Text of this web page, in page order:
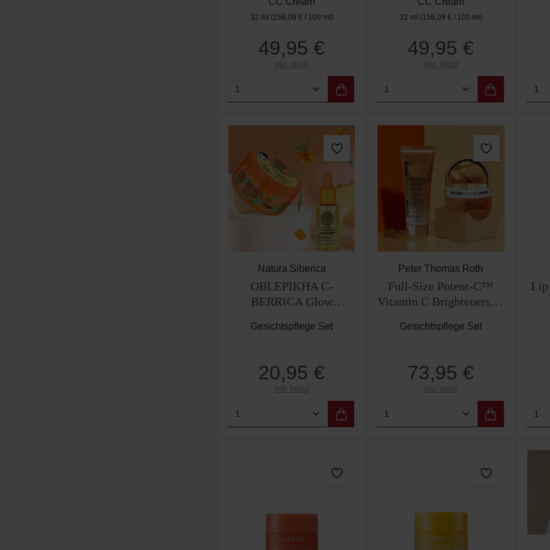
32 ml (156,09 € / 100 ml)
Regulärer Preis:
49,95 €
Inkl. MwSt
Produkt Anzahl: Gib den gewünschten Wert ein
32 ml (156,09 € / 100 ml)
Regulärer Preis:
49,95 €
Inkl. MwSt
Produkt Anzahl: Gib den
Natura Siberica
OBLEPIKHA C-
BERRICA Glow
Gesichtspflege Set
Regulärer Preis:
20,95 €
Inkl. MwSt
Produkt Anzahl: Gib den gewünschten Wert ein
Peter Thomas Roth
Full-Size Potent-C™
Vitamin C Brighteners 2-
Gesichtspflege Set
Regulärer Preis:
73,95 €
Inkl. MwSt
Produkt Anzahl: Gib den
Lip